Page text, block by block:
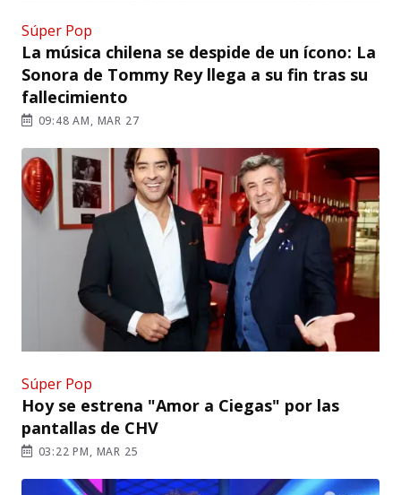
Súper Pop
La música chilena se despide de un ícono: La
Sonora de Tommy Rey llega a su fin tras su
fallecimiento
09:48 AM, MAR 27
Súper Pop
Hoy se estrena "Amor a Ciegas" por las
pantallas de CHV
03:22 PM, MAR 25